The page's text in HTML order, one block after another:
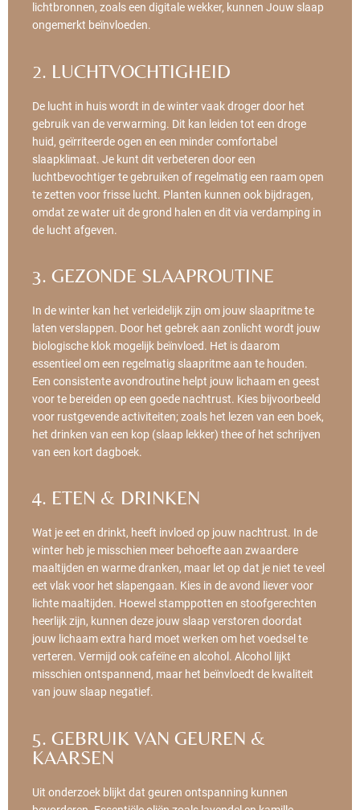
lichtbronnen, zoals een digitale wekker, kunnen Jouw slaap
ongemerkt beïnvloeden.
2. LUCHTVOCHTIGHEID
De lucht in huis wordt in de winter vaak droger door het
gebruik van de verwarming. Dit kan leiden tot een droge
huid, geïrriteerde ogen en een minder comfortabel
slaapklimaat. Je kunt dit verbeteren door een
luchtbevochtiger te gebruiken of regelmatig een raam open
te zetten voor frisse lucht. Planten kunnen ook bijdragen,
omdat ze water uit de grond halen en dit via verdamping in
de lucht afgeven.
3. GEZONDE SLAAPROUTINE
In de winter kan het verleidelijk zijn om jouw slaapritme te
laten verslappen. Door het gebrek aan zonlicht wordt jouw
biologische klok mogelijk beïnvloed. Het is daarom
essentieel om een regelmatig slaapritme aan te houden.
Een consistente avondroutine helpt jouw lichaam en geest
voor te bereiden op een goede nachtrust. Kies bijvoorbeeld
voor rustgevende activiteiten; zoals het lezen van een boek,
het drinken van een kop (slaap lekker) thee of het schrijven
van een kort dagboek.
4. ETEN & DRINKEN
Wat je eet en drinkt, heeft invloed op jouw nachtrust. In de
winter heb je misschien meer behoefte aan zwaardere
maaltijden en warme dranken, maar let op dat je niet te veel
eet vlak voor het slapengaan. Kies in de avond liever voor
lichte maaltijden. Hoewel stamppotten en stoofgerechten
heerlijk zijn, kunnen deze jouw slaap verstoren doordat
jouw lichaam extra hard moet werken om het voedsel te
verteren. Vermijd ook cafeïne en alcohol. Alcohol lijkt
misschien ontspannend, maar het beïnvloedt de kwaliteit
van jouw slaap negatief.
5. GEBRUIK VAN GEUREN &
KAARSEN
Uit onderzoek blijkt dat geuren ontspanning kunnen